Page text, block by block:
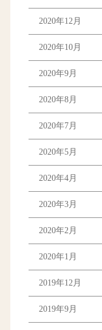
2020年12月
2020年10月
2020年9月
2020年8月
2020年7月
2020年5月
2020年4月
2020年3月
2020年2月
2020年1月
2019年12月
2019年9月